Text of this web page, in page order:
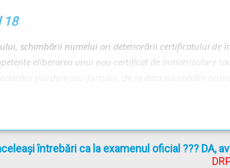
de vehicule - Lecție Audio-Video -->
18
schimbării numelui ori deteriorării certificatului de
eliberarea unui nou certificat de înmatriculare
pierderii sau furtului, de la data schimbării
întrebări ca la examenul oficial ??? DA,